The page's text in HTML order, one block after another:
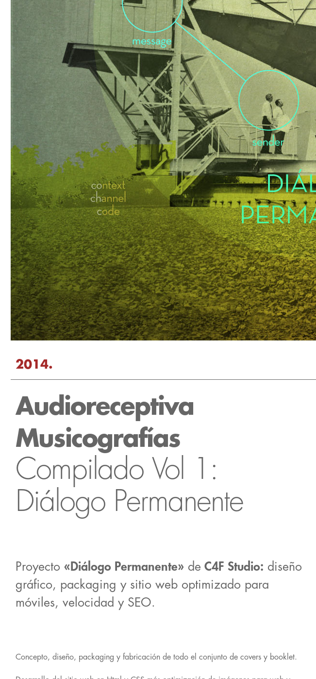
2014.
Audioreceptiva
Musicografías
Compilado Vol 1:
Diálogo Permanente
Proyecto «Diálogo Permanente» de C4F Studio: diseño
gráfico, packaging y sitio web optimizado para
móviles, velocidad y SEO.
Concepto, diseño, packaging y fabricación de todo el conjunto de covers y booklet.